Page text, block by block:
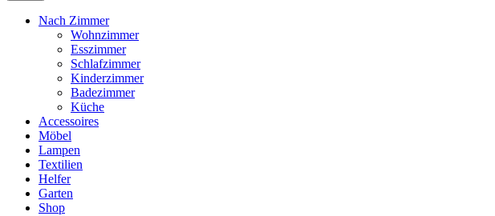
Nach Zimmer
Wohnzimmer
Esszimmer
Schlafzimmer
Kinderzimmer
Badezimmer
Küche
Accessoires
Möbel
Lampen
Textilien
Helfer
Garten
Shop